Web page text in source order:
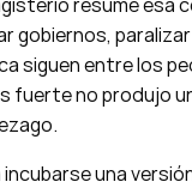
gobiernos,
siguen entre los
fuerte no produjo
incubarse una